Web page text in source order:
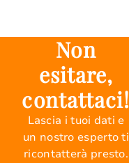
Non
esitare,
contattaci!
Lascia i tuoi dati e
un nostro esperto ti
ricontatterà presto.